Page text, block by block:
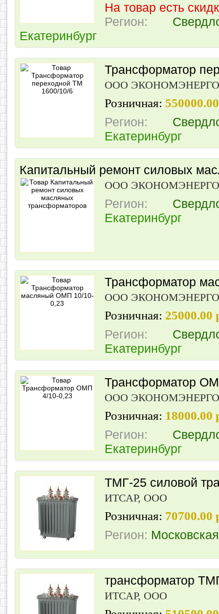
На товар есть
Регион:
Екатеринбург
Трансформатор
ООО ЭКОНОМЭНЕРГО
Розничная:
Регион:
Екатеринбург
Капитальный ремонт силовых
ООО ЭКОНОМЭНЕРГО
Регион:
Екатеринбург
Трансформатор
ООО ЭКОНОМЭНЕРГО
Розничная: 25000.00
Регион:
Екатеринбург
Трансформатор
ООО ЭКОНОМЭНЕРГО
Розничная: 18000.00
Регион:
Екатеринбург
ТМГ-25 силовой
ИТСАР, ООО
Розничная: 70700.00
Регион:
трансформатор
ИТСАР, ООО